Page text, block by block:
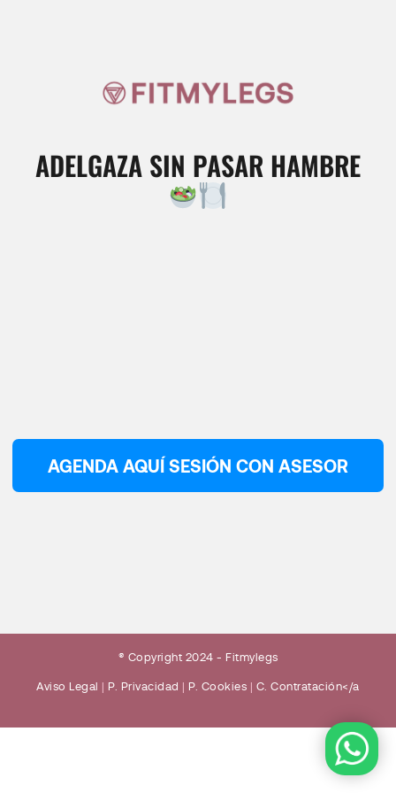
ADELGAZA SIN PASAR HAMBRE
AGENDA AQUÍ SESIÓN CON ASESOR
® Copyright 2024 - Fitmylegs
Aviso Legal | P. Privacidad | P. Cookies | C. Contratación</a